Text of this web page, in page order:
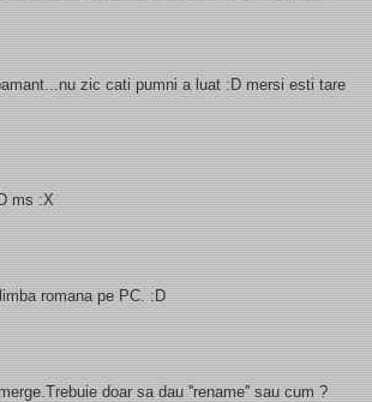
zic cati pumni a luat :D mersi esti tare
ms :X
romana pe PC. :D
doar sa dau ''rename'' sau cum ?